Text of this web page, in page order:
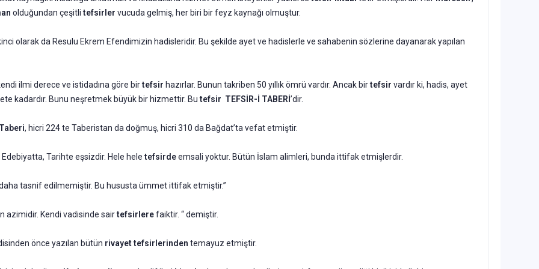
olduğundan çeşitlitefsirler vucuda gelmiş, her biri bir feyz kaynağı olmuştur.
olarak da Resulu Ekrem Efendimizin hadisleridir. Bu şekilde ayet ve hadislerle ve sahabenin sözlerine dayanarak yapılan
ilmi derece ve istidadına göre birtefsir hazırlar. Bunun takriben 50 yıllık ömrü vardır. Ancak birtefsir vardır ki, hadis, ayet
kadardır. Bunu neşretmek büyük bir hizmettir. Butefsir TEFSİR-İ TABERİ’dir.
, hicri 224 te Taberistan da doğmuş, hicri 310 da Bağdat’ta vefat etmiştir.
Edebiyatta, Tarihte eşsizdir. Hele heletefsirdeemsali yoktur. Bütün İslam alimleri, bunda ittifak etmişlerdir.
tasnif edilmemiştir. Bu hususta ümmet ittifak etmiştir.”
azimidir. Kendi vadisinde sairtefsirlerefaiktir. “ demiştir.
önce yazılan bütün rivayet tefsirlerinden temayuz etmiştir.